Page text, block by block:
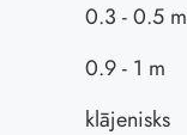
0.3 - 0.5 m
0.9 - 1 m
klājenisks